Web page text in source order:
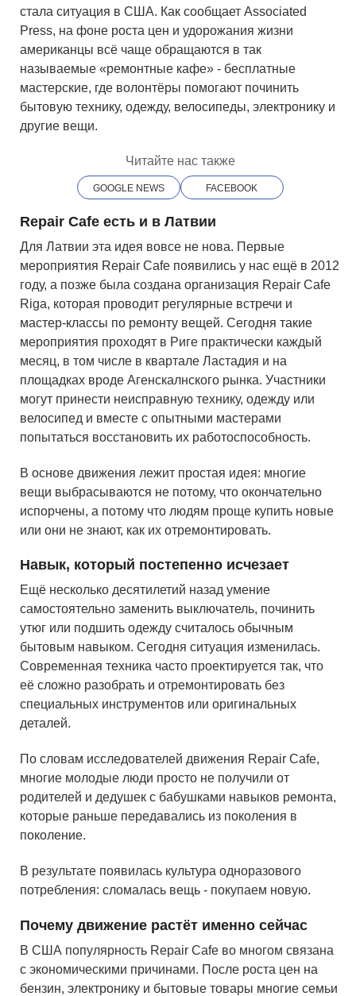
стала ситуация в США. Как сообщает Associated
Press, на фоне роста цен и удорожания жизни
американцы всё чаще обращаются в так
называемые «ремонтные кафе» - бесплатные
мастерские, где волонтёры помогают починить
бытовую технику, одежду, велосипеды, электронику и
другие вещи.
Читайте нас также
GOOGLE NEWS FACEBOOK
Repair Cafe есть и в Латвии
Для Латвии эта идея вовсе не нова. Первые
мероприятия Repair Cafe появились у нас ещё в 2012
году, а позже была создана организация Repair Cafe
Riga, которая проводит регулярные встречи и
мастер-классы по ремонту вещей. Сегодня такие
мероприятия проходят в Риге практически каждый
месяц, в том числе в квартале Ластадия и на
площадках вроде Агенскалнского рынка. Участники
могут принести неисправную технику, одежду или
велосипед и вместе с опытными мастерами
попытаться восстановить их работоспособность.
В основе движения лежит простая идея: многие
вещи выбрасываются не потому, что окончательно
испорчены, а потому что людям проще купить новые
или они не знают, как их отремонтировать.
Навык, который постепенно исчезает
Ещё несколько десятилетий назад умение
самостоятельно заменить выключатель, починить
утюг или подшить одежду считалось обычным
бытовым навыком. Сегодня ситуация изменилась.
Современная техника часто проектируется так, что
её сложно разобрать и отремонтировать без
специальных инструментов или оригинальных
деталей.
По словам исследователей движения Repair Cafe,
многие молодые люди просто не получили от
родителей и дедушек с бабушками навыков ремонта,
которые раньше передавались из поколения в
поколение.
В результате появилась культура одноразового
потребления: сломалась вещь - покупаем новую.
Почему движение растёт именно сейчас
В США популярность Repair Cafe во многом связана
с экономическими причинами. После роста цен на
бензин, электронику и бытовые товары многие семьи